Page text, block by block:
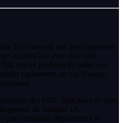
2027 ne sont pas des promesses
aujourd’hui avec des coûts
qui en profitent de celles qui
rapidement un cas d’usage
des PME françaises de tous
de maturité IA,
plus rentables, déploiement et